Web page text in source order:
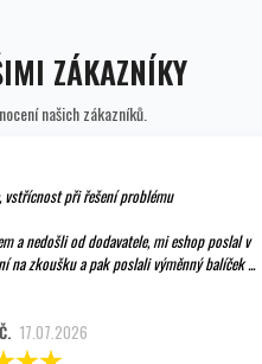
ZÁKAZNÍKY
našich zákazníků.
vstřícnost při řešení problému
a nedošli od dodavatele, mi eshop poslal v
na zkoušku a pak poslali výměnný balíček ...
17.07.2026